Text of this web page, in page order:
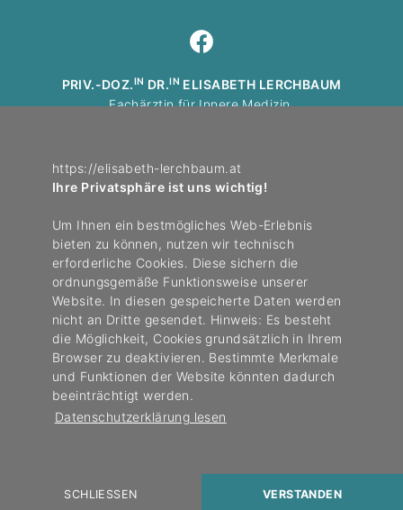
https://elisabeth-lerchbaum.at
Ihre Privatsphäre ist uns wichtig!
Um Ihnen ein bestmögliches Web-Erlebnis
bieten zu können, nutzen wir technisch
erforderliche Cookies. Diese sichern die
ordnungsgemäße Funktionsweise unserer
Website. In diesen gespeicherte Daten werden
nicht an Dritte gesendet. Hinweis: Es besteht
die Möglichkeit, Cookies grundsätzlich in Ihrem
Browser zu deaktivieren. Bestimmte Merkmale
und Funktionen der Website könnten dadurch
beeinträchtigt werden.
Datenschutzerklärung lesen
SCHLIESSEN VERSTANDEN
PRIV.-DOZ.IN DR.IN ELISABETH LERCHBAUM
Fach­ärztin für Innere Medizin,
+43 664 1970618
office@endo­kri­no­lo­gikum-graz.at
Endo­kri­no­lo­gikum Graz – Zentrum für Stoff­wechsel und
Hormone
Pensi­onsweg 6, 8043 Graz
FÜR ÄRZTE
BLOG
SELBST­TEST
IMPRESSUM
DATEN­SCHUTZ